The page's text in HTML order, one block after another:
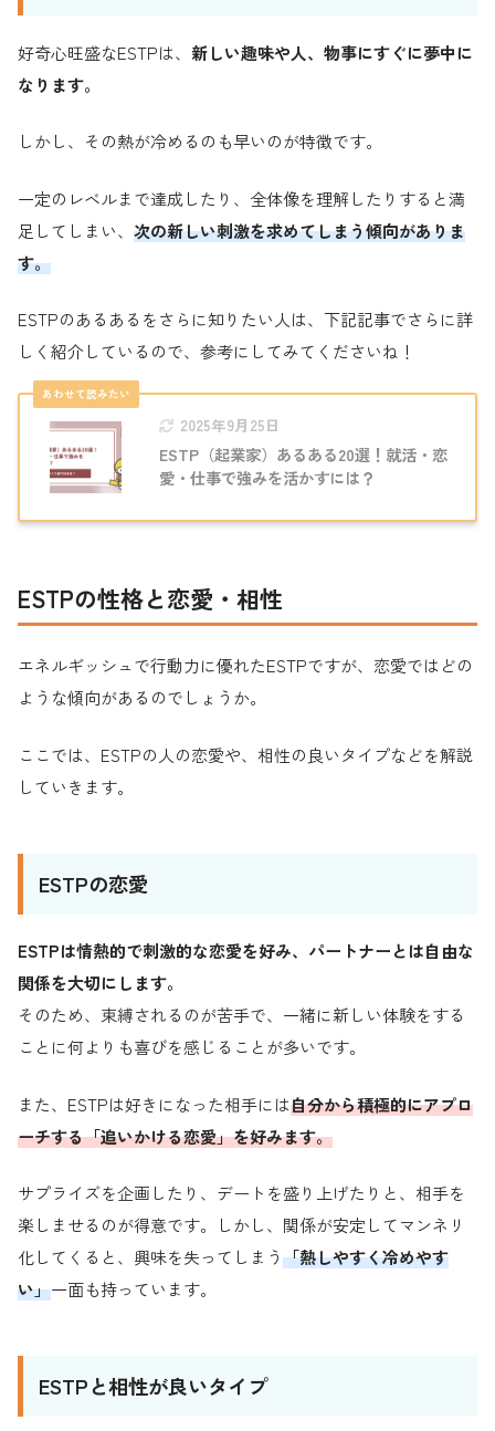
好奇心旺盛なESTPは、 新しい趣味や人、物事にすぐに夢中に
なります。
しかし、その熱が冷めるのも早いのが特徴です。
一定のレベルまで達成したり、全体像を理解したりすると満
足してしまい、 次の新しい刺激を求めてしまう傾向がありま
す。
ESTPのあるあるをさらに知りたい人は、下記記事でさらに詳
しく紹介しているので、参考にしてみてくださいね！
2025年9月25日
ESTP（起業家）あるある20選！就活・恋
愛・仕事で強みを活かすには？
ESTPの性格と恋愛・相性
エネルギッシュで行動力に優れたESTPですが、恋愛ではどの
ような傾向があるのでしょうか。
ここでは、ESTPの人の恋愛や、相性の良いタイプなどを解説
していきます。
ESTPの恋愛
ESTPは情熱的で刺激的な恋愛を好み、パートナーとは自由な
関係を大切にします。
そのため、束縛されるのが苦手で、一緒に新しい体験をする
ことに何よりも喜びを感じることが多いです。
また、ESTPは好きになった相手には自分から積極的にアプロ
ーチする「追いかける恋愛」を好みます。
サプライズを企画したり、デートを盛り上げたりと、相手を
楽しませるのが得意です。しかし、関係が安定してマンネリ
化してくると、興味を失ってしまう「熱しやすく冷めやす
い」一面も持っています。
ESTPと相性が良いタイプ